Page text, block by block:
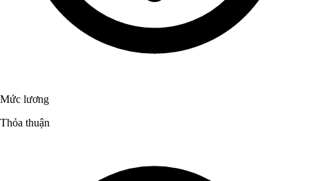
Mức lương
Thỏa thuận